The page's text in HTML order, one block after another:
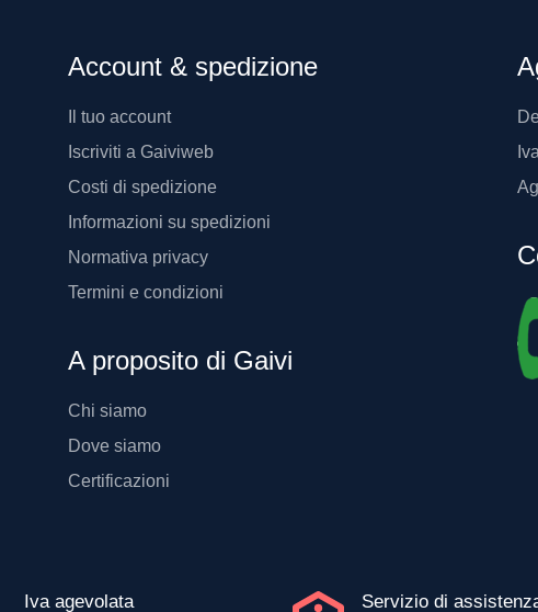
Account & spedizione
Il tuo account
Iscriviti a Gaiviweb
Costi di spedizione
Informazioni su spedizioni
Normativa privacy
Termini e condizioni
A proposito di Gaivi
Chi siamo
Dove siamo
Certificazioni
Iva agevolata Servizio di